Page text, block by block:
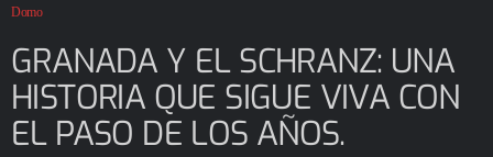
Domo
GRANADA Y EL SCHRANZ: UNA
HISTORIA QUE SIGUE VIVA CON
EL PASO DE LOS AÑOS.